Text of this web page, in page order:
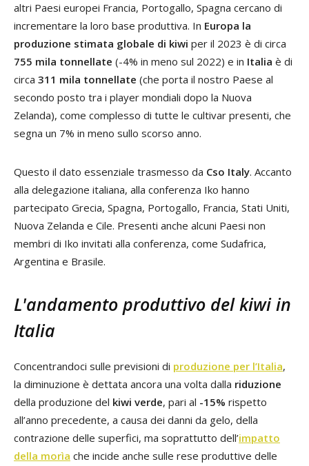
altri Paesi europei Francia, Portogallo, Spagna cercano di
incrementare la loro base produttiva. In Europa la
produzione stimata globale di kiwi per il 2023 è di circa
755 mila tonnellate (-4% in meno sul 2022) e in Italia è di
circa 311 mila tonnellate (che porta il nostro Paese al
secondo posto tra i player mondiali dopo la Nuova
Zelanda), come complesso di tutte le cultivar presenti, che
segna un 7% in meno sullo scorso anno.
Questo il dato essenziale trasmesso da Cso Italy. Accanto
alla delegazione italiana, alla conferenza Iko hanno
partecipato Grecia, Spagna, Portogallo, Francia, Stati Uniti,
Nuova Zelanda e Cile. Presenti anche alcuni Paesi non
membri di Iko invitati alla conferenza, come Sudafrica,
Argentina e Brasile.
L'andamento produttivo del kiwi in
Italia
Concentrandoci sulle previsioni di produzione per l’Italia,
la diminuzione è dettata ancora una volta dalla riduzione
della produzione del kiwi verde, pari al -15% rispetto
all’anno precedente, a causa dei danni da gelo, della
contrazione delle superfici, ma soprattutto dell’impatto
della morìa che incide anche sulle rese produttive delle